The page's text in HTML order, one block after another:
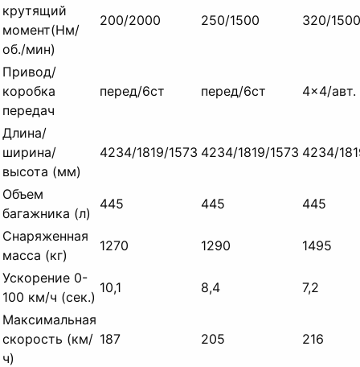
крутящий
момент(Нм/
об./мин)
200/2000 250/1500 320/1500
Привод/
коробка
передач
перед/6ст перед/6ст 4×4/авт.
Длина/
ширина/
высота (мм)
4234/1819/1573 4234/1819/1573 4234/
Объем
багажника (л)
445 445
445
Снаряженная
масса (кг)
1270 1290
1495
Ускорение 0-
100 км/ч (сек.)
10,1 8,4
7,2
Максимальная
скорость (км/
ч)
187 205 216